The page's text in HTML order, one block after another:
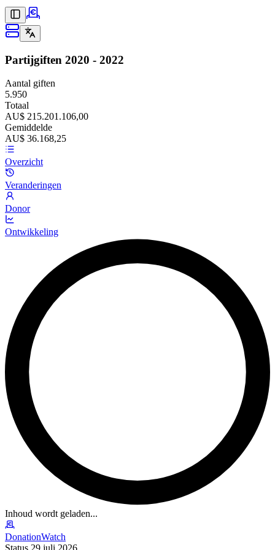
Partijgiften 2020 - 2022
Aantal giften
5.950
Totaal
AU$ 215.201.106,00
Gemiddelde
AU$ 36.168,25
Overzicht
Veranderingen
Donor
Ontwikkeling
Inhoud wordt geladen...
DonationWatch
Status 29 juli 2026